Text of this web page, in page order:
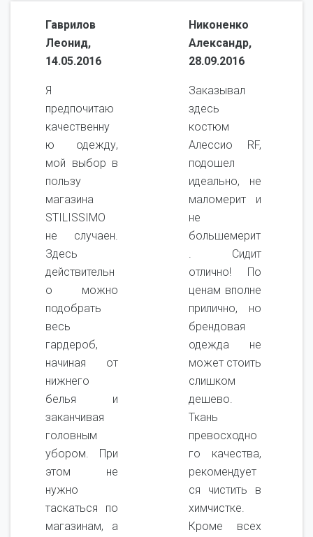
Гаврилов
Леонид,
14.05.2016
Я
предпочитаю
качественну
ю одежду,
мой выбор в
пользу
магазина
STILISSIMO
не случаен.
Здесь
действительн
о можно
подобрать
весь
гардероб,
начиная от
нижнего
белья и
заканчивая
головным
убором. При
этом не
нужно
таскаться по
магазинам, а
Никоненко
Александр,
28.09.2016
Заказывал
здесь
костюм
Алессио RF,
подошел
идеально, не
маломерит и
не
большемерит
. Сидит
отлично! По
ценам вполне
прилично, но
брендовая
одежда не
может стоить
слишком
дешево.
Ткань
превосходно
го качества,
рекомендует
ся чистить в
химчистке.
Кроме всех